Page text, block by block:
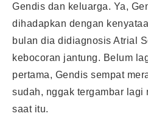
Gendis dan keluarga. Ya,
dihadapkan dengan
bulan dia didiagnosis Atrial
kebocoran jantung. Belum
pertama, Gendis sempat
sudah, nggak tergambar lagi
saat itu.